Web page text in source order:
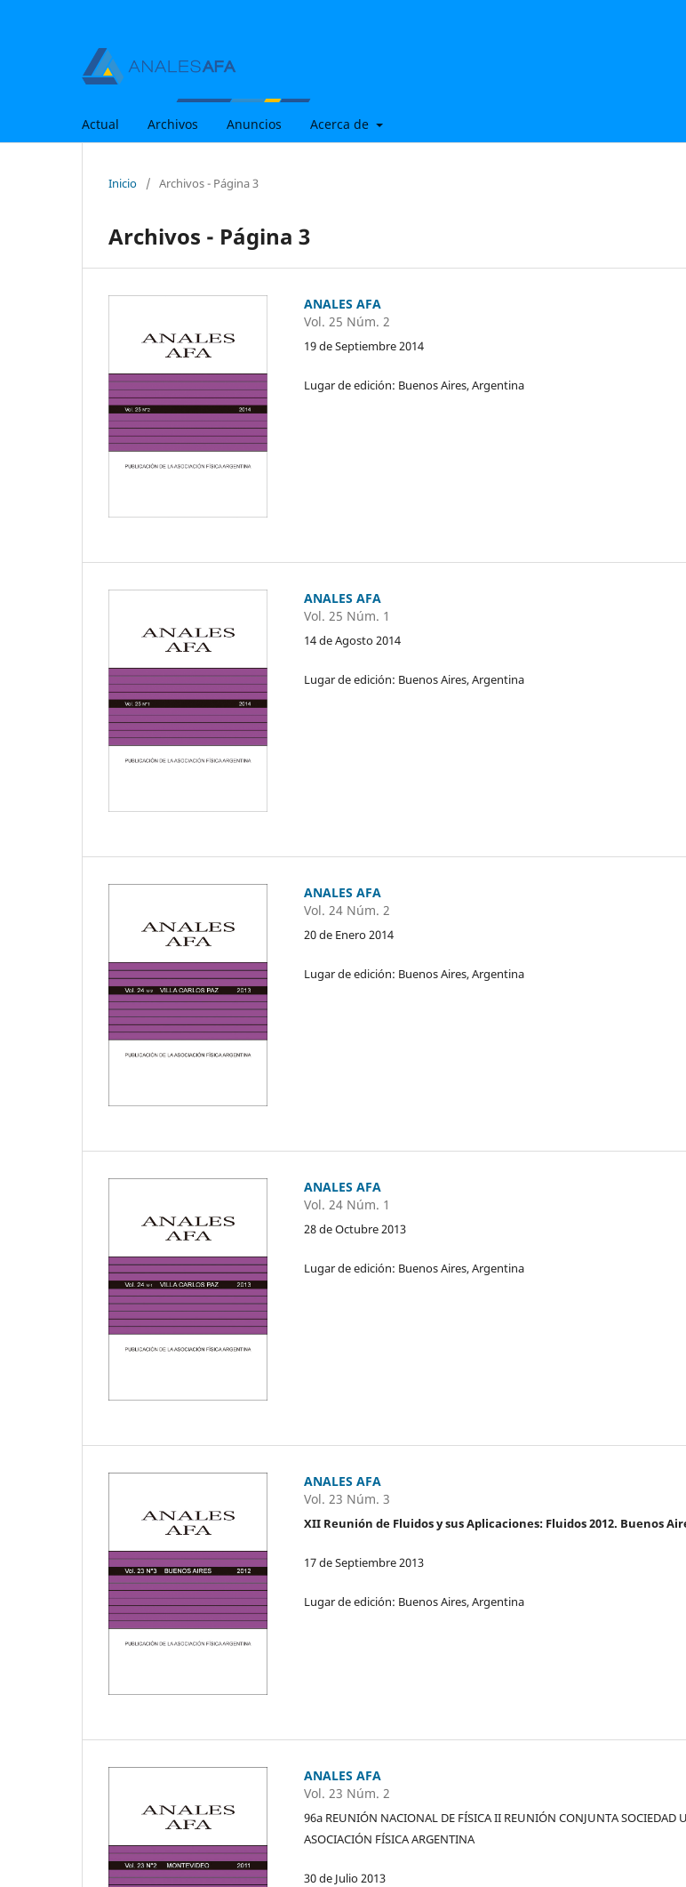
Actual Archivos Anuncios Acerca de
Inicio / Archivos - Página 3
Archivos - Página 3
ANALES AFA
Vol. 25 Núm. 2
19 de Septiembre 2014
Lugar de edición: Buenos Aires, Argentina
ANALES AFA
Vol. 25 Núm. 1
14 de Agosto 2014
Lugar de edición: Buenos Aires, Argentina
ANALES AFA
Vol. 24 Núm. 2
20 de Enero 2014
Lugar de edición: Buenos Aires, Argentina
ANALES AFA
Vol. 24 Núm. 1
28 de Octubre 2013
Lugar de edición: Buenos Aires, Argentina
ANALES AFA
Vol. 23 Núm. 3
XII Reunión de Fluidos y sus Aplicaciones: Fluidos 2012. Buenos
17 de Septiembre 2013
Lugar de edición: Buenos Aires, Argentina
ANALES AFA
Vol. 23 Núm. 2
96a REUNIÓN NACIONAL DE FÍSICA II REUNIÓN CONJUNTA SOCIEDAD
ASOCIACIÓN FÍSICA ARGENTINA
30 de Julio 2013